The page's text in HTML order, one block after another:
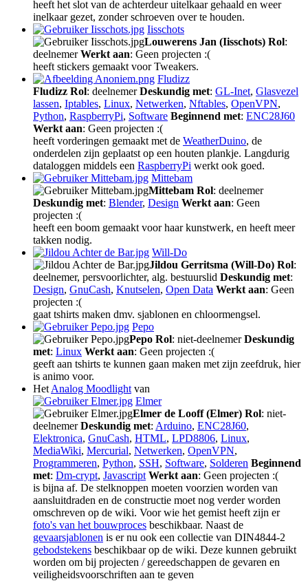
heeft het slot van de achterdeur uitelkaar gehaald en weer
inelkaar gezet, zonder schroeven over te houden.
Iisschots
Louwerens Jan (Iisschots) Rol:
deelnemerWerkt aan: Geen projecten :(
heeft stickers gemaakt voor Tweakers.
Fludizz
Fludizz Rol: deelnemerDeskundig met: GL-Inet, Glasvezel
lassen, Iptables, Linux, Netwerken, Nftables, OpenVPN,
Python, RaspberryPi, Software Beginnend met: ENC28J60
Werkt aan: Geen projecten :(
heeft vorderingen gemaakt met de WeatherDuino, de
onderdelen zijn geplaatst op een houten plankje. Langdurig
dataloggen middels een RaspberryPi werkt ook goed.
Mittebam
Mittebam Rol: deelnemer
Deskundig met: Blender, Design Werkt aan: Geen
projecten :(
heeft een boom gemaakt voor haar kunstwerk, en heeft meer
takken nodig.
Will-Do
Jildou Gerritsma (Will-Do) Rol:
deelnemer, persvoorlichter, alg. bestuurslid Deskundig met:
Design, GnuCash, Knutselen, Open Data Werkt aan: Geen
projecten :(
gaat tshirts maken dmv. sjablonen en chloormengsel.
Pepo
Pepo Rol: niet-deelnemerDeskundig
met: Linux Werkt aan: Geen projecten :(
geeft aan tshirts te kunnen gaan maken met zijn zeefdruk, hier
is animo voor.
Het Analog Moodlight van
Elmer
Elmer de Looff (Elmer) Rol: niet-
deelnemerDeskundig met: Arduino, ENC28J60,
Elektronica, GnuCash, HTML, LPD8806, Linux,
MediaWiki, Mercurial, Netwerken, OpenVPN,
Programmeren, Python, SSH, Software, Solderen Beginnend
met: Dm-crypt, Javascript Werkt aan: Geen projecten :(
is bijna af. De stelknoppen moeten voorzien worden van
aansluitdraden en de constructie moet nog verder worden
omschreven op de wiki. Voor wie het gemist heeft zijn er
foto's van het bouwproces beschikbaar. Naast de
gevaarsjablonen is er nu ook een collectie van DIN4844-2
gebodstekens beschikbaar op de wiki. Deze kunnen gebruikt
worden om bij projecten / gereedschappen de gevaren en
veiligheidsvoorschriften aan te geven